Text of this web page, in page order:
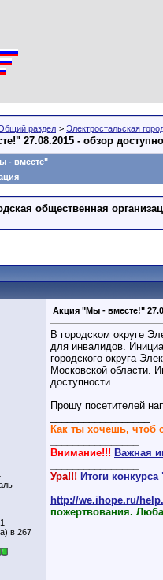
раздел > Электростальская
27.08.2015 - обзор
- вместе"
общественная
в 267
Акция "Мы - вместе!"
В городском округе
для инвалидов.
городского округа
Московской области.
доступности.
Прошу посетителей
Как ты хочешь, чтоб
Внимание!!! Важная
Ура!!! Итоги
http://we.ihope.ru/
пожертвования.